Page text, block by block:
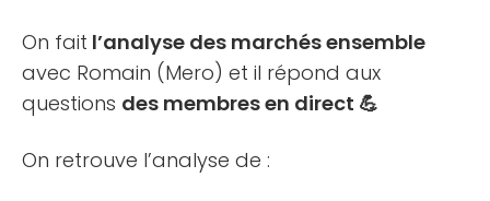
On fait l’analyse des marchés ensemble
avec Romain (Mero) et il répond aux
questions des membres en direct 💪
On retrouve l’analyse de :